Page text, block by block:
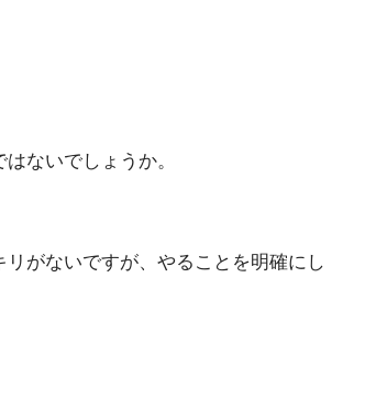
ないでしょうか。
がないですが、やることを明確にし